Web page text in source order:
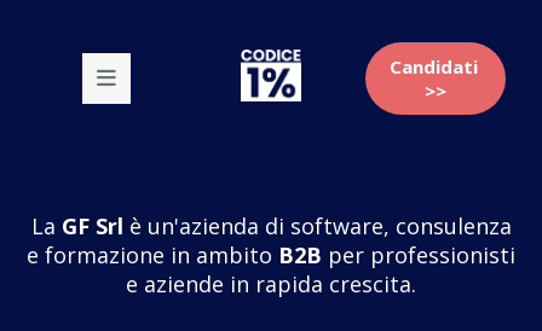
Candidati
>>
La GF Srl è un'azienda di software, consulenza
e formazione in ambito B2B per professionisti
e aziende in rapida crescita.